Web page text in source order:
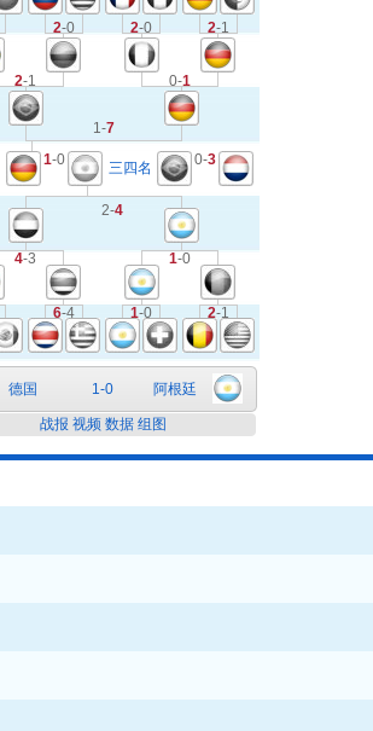
2-0 2-0 2-1
2-1 0-1
1-7
2-4
4-3 1-0
6-4 1-0 2-1
1-0 0-3
三四名
德国 1-0 阿根廷
战报 视频 数据 组图